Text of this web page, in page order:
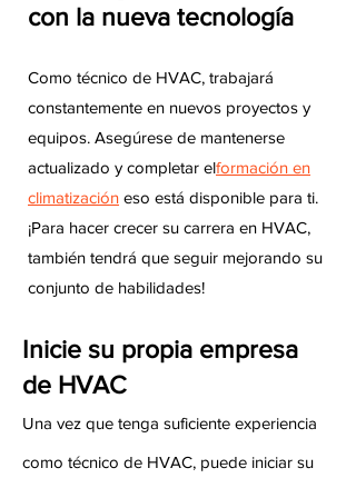
con la nueva tecnología
Como técnico de HVAC, trabajará
constantemente en nuevos proyectos y
equipos. Asegúrese de mantenerse
actualizado y completar elformación en
climatización eso está disponible para ti.
¡Para hacer crecer su carrera en HVAC,
también tendrá que seguir mejorando su
conjunto de habilidades!
Inicie su propia empresa
de HVAC
Una vez que tenga suficiente experiencia
como técnico de HVAC, puede iniciar su